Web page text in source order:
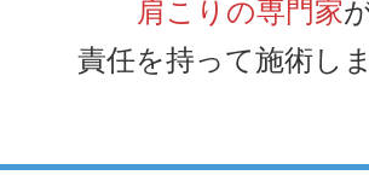
肩こりの専門家
責任を持って施術し